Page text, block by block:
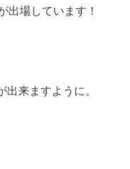
出場しています！
来ますように。